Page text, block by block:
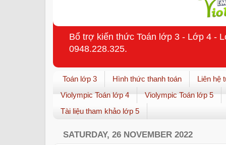
Bổ trợ kiến thức Toán lớp 3 - Lớp 4 -
0948.228.325.
Toán lớp 3 Hình thức thanh toán
Liên hệ
Violympic Toán lớp 4
Violympic Toán lớp 5
Tài liệu tham khảo lớp 5
SATURDAY, 26 NOVEMBER 2022